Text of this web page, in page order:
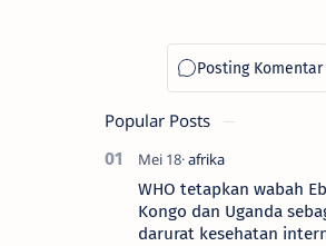
Popular Posts
WHO tetapkan wabah
Kongo dan Uganda
darurat kesehatan